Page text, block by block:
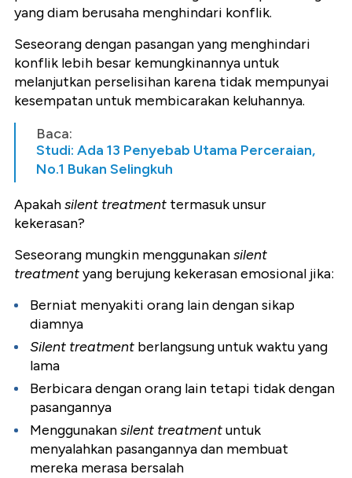
yang diam berusaha menghindari konflik.
Seseorang dengan pasangan yang menghindari
konflik lebih besar kemungkinannya untuk
melanjutkan perselisihan karena tidak mempunyai
kesempatan untuk membicarakan keluhannya.
Baca:
Studi: Ada 13 Penyebab Utama Perceraian,
No.1 Bukan Selingkuh
Apakahsilent treatment termasuk unsur
kekerasan?
Seseorang mungkin menggunakansilent
treatmentyang berujung kekerasan emosional jika:
Berniat menyakiti orang lain dengan sikap
diamnya
Silent treatment berlangsung untuk waktu yang
lama
Berbicara dengan orang lain tetapi tidak dengan
pasangannya
Menggunakansilent treatmentuntuk
menyalahkan pasangannya dan membuat
mereka merasa bersalah